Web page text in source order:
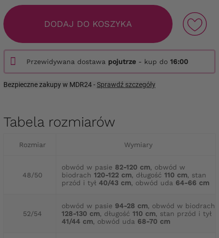
DODAJ DO KOSZYKA
Przewidywana dostawa pojutrze - kup do 16:00
Bezpieczne zakupy w MDR24 -Sprawdź szczegóły
Tabela rozmiarów
Rozmiar Wymiary
48/50
obwód w pasie 82-120 cm, obwód w
biodrach 120-122 cm, długość 110 cm, stan
przód i tył 40/43 cm, obwód uda 64-66 cm
52/54
obwód w pasie 94-28 cm, obwód w biodrach
128-130 cm, długość 110 cm, stan przód i tył
41/44 cm, obwód uda 68-70 cm